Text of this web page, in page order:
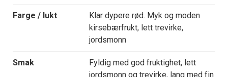
Farge / lukt
Klar dypere rød. Myk og moden
kirsebærfrukt, lett trevirke,
jordsmonn
Smak
Fyldig med god fruktighet, lett
jordsmonn og trevirke, lang med fin